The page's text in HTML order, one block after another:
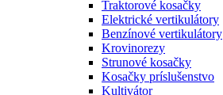
Traktorové kosačky
Elektrické vertikulátory
Benzínové vertikulátory
Krovinorezy
Strunové kosačky
Kosačky príslušenstvo
Kultivátor